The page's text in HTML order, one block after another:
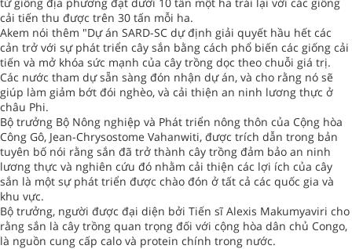
cải tiến thu được trên 30 tấn mỗi ha.
Akem nói thêm "Dự án SARD-SC dự định giải quyết hầu hết các
cản trở với sự phát triển cây sắn bằng cách phổ biến các giống cải
tiến và mở khóa sức mạnh của cây trồng dọc theo chuỗi giá trị.
Các nước tham dự sẵn sàng đón nhận dự án, và cho rằng nó sẽ
giúp làm giảm bớt đói nghèo, và cải thiện an ninh lương thực ở
châu Phi.
Bộ trưởng Bộ Nông nghiệp và Phát triển nông thôn của Cộng hòa
Công Gô, Jean-Chrysostome Vahanwiti, được trích dẫn trong bản
tuyên bố nói rằng sắn đã trở thành cây trồng đảm bảo an ninh
lương thực và nghiên cứu đó nhằm cải thiện các lợi ích của cây
sắn là một sự phát triển được chào đón ở tất cả các quốc gia và
khu vực.
Bộ trưởng, người được đại diện bởi Tiến sĩ Alexis Makumyaviri cho
rằng sắn là cây trồng quan trọng đối với cộng hòa dân chủ Congo,
là nguồn cung cấp calo và protein chính trong nước.